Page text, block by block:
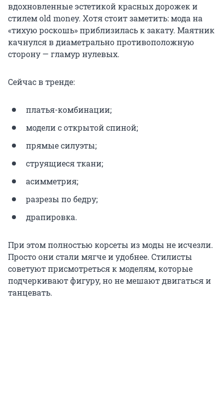
вдохновленные эстетикой красных дорожек и
стилем old money. Хотя стоит заметить: мода на
«тихую роскошь» приблизилась к закату. Маятник
качнулся в диаметрально противоположную
сторону — гламур нулевых.
Сейчас в тренде:
платья-комбинации;
модели с открытой спиной;
прямые силуэты;
струящиеся ткани;
асимметрия;
разрезы по бедру;
драпировка.
При этом полностью корсеты из моды не исчезли.
Просто они стали мягче и удобнее. Стилисты
советуют присмотреться к моделям, которые
подчеркивают фигуру, но не мешают двигаться и
танцевать.